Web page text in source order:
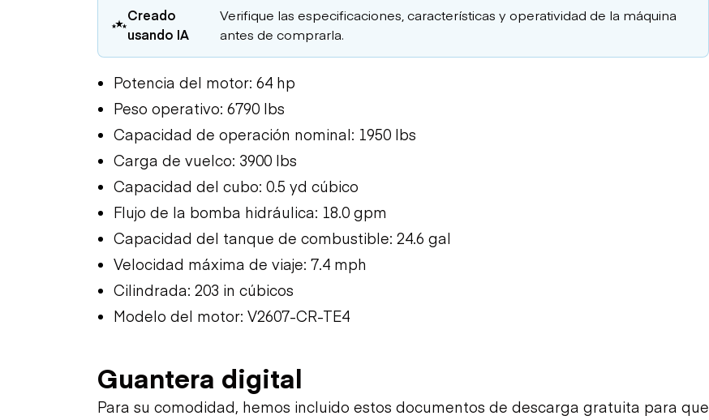
Creado
usando IA
Verifique las especificaciones, características y operatividad de la máquina
antes de comprarla.
Potencia del motor: 64 hp
Peso operativo: 6790 lbs
Capacidad de operación nominal: 1950 lbs
Carga de vuelco: 3900 lbs
Capacidad del cubo: 0.5 yd cúbico
Flujo de la bomba hidráulica: 18.0 gpm
Capacidad del tanque de combustible: 24.6 gal
Velocidad máxima de viaje: 7.4 mph
Cilindrada: 203 in cúbicos
Modelo del motor: V2607-CR-TE4
Guantera digital
Para su comodidad, hemos incluido estos documentos de descarga gratuita para que